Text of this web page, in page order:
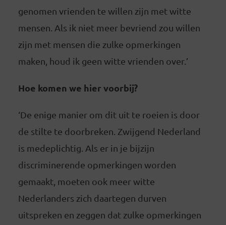
genomen vrienden te willen zijn met witte
mensen. Als ik niet meer bevriend zou willen
zijn met mensen die zulke opmerkingen
maken, houd ik geen witte vrienden over.’
Hoe komen we hier voorbij?
‘De enige manier om dit uit te roeien is door
de stilte te doorbreken. Zwijgend Nederland
is medeplichtig. Als er in je bijzijn
discriminerende opmerkingen worden
gemaakt, moeten ook meer witte
Nederlanders zich daartegen durven
uitspreken en zeggen dat zulke opmerkingen